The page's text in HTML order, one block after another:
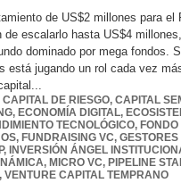
de US$2 millones para el
de escalarlo hasta US$4
dominado por mega fondos.
está jugando un rol cada vez
CAPITAL DE RIESGO, CAPITAL
, ECONOMÍA DIGITAL,
TECNOLÓGICO,
, FUNDRAISING VC,
, INVERSIÓN ÁNGEL
, MICRO VC, PIPELINE
, VENTURE CAPITAL TEMPRANO